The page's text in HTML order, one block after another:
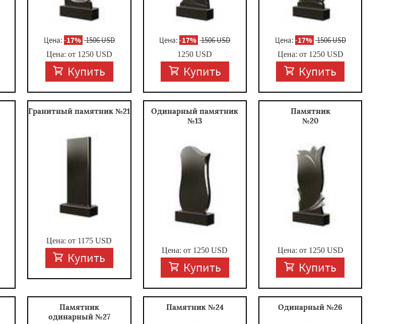
Цена: -17% 1506 USD
Цена: от 1250USD
Купить
Цена:-17% 1506 USD
1250 USD
Купить
Цена: -17% 1506 USD
Цена: от 1250USD
Купить
Гранитный памятник №21
Цена: от 1175 USD
Купить
Одинарный памятник
№13
Цена: от 1250 USD
Купить
Памятник
№20
Цена: от 1250USD
Купить
Памятник
одинарный №27
Памятник №24 Одинарный №26